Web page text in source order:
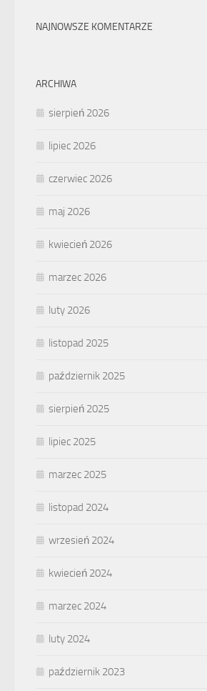
NAJNOWSZE KOMENTARZE
ARCHIWA
sierpień 2026
lipiec 2026
czerwiec 2026
maj 2026
kwiecień 2026
marzec 2026
luty 2026
listopad 2025
październik 2025
sierpień 2025
lipiec 2025
marzec 2025
listopad 2024
wrzesień 2024
kwiecień 2024
marzec 2024
luty 2024
październik 2023